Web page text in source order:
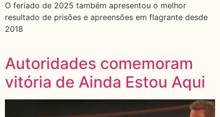
O feriado de 2025 também apresentou o melhor
resultado de prisões e apreensões em flagrante desde
2018
Autoridades comemoram
vitória de Ainda Estou Aqui